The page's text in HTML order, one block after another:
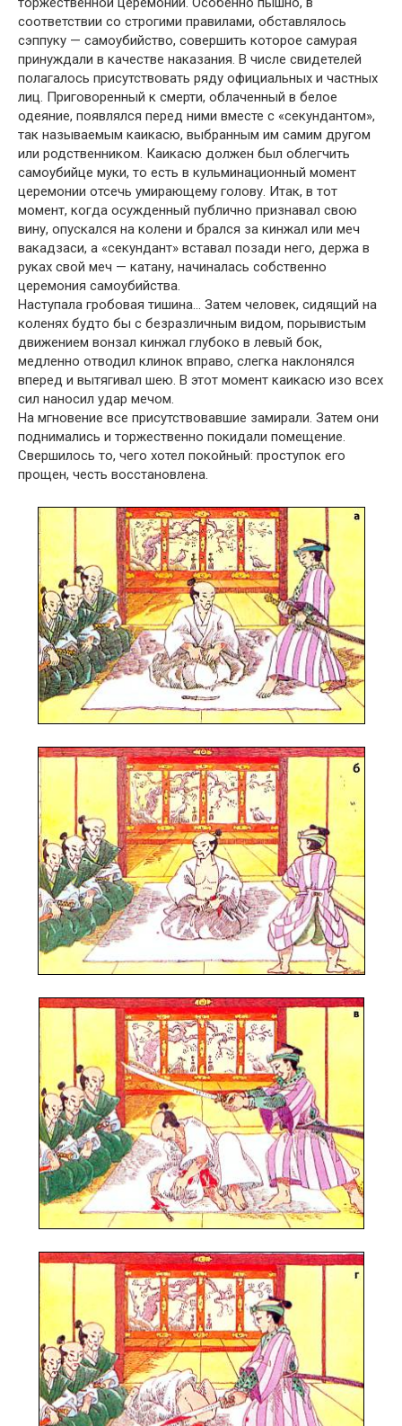
соответствии со строгими правилами, обставлялось
сэппуку — самоубийство, совершить которое самурая
принуждали в качестве наказания. В числе свидетелей
полагалось присутствовать ряду официальных и частных
лиц. Приговоренный к смерти, облаченный в белое
одеяние, появлялся перед ними вместе с «секундантом»,
так называемым каикасю, выбранным им самим другом
или родственником. Каикасю должен был облегчить
самоубийце муки, то есть в кульминационный момент
церемонии отсечь умирающему голову. Итак, в тот
момент, когда осужденный публично признавал свою
вину, опускался на колени и брался за кинжал или меч
вакадзаси, а «секундант» вставал позади него, держа в
руках свой меч — катану, начиналась собственно
церемония самоубийства.
Наступала гробовая тишина… Затем человек, сидящий на
коленях будто бы с безразличным видом, порывистым
движением вонзал кинжал глубоко в левый бок,
медленно отводил клинок вправо, слегка наклонялся
вперед и вытягивал шею. В этот момент каикасю изо всех
сил наносил удар мечом.
На мгновение все присутствовавшие замирали. Затем они
поднимались и торжественно покидали помещение.
Свершилось то, чего хотел покойный: проступок его
прощен, честь восстановлена.